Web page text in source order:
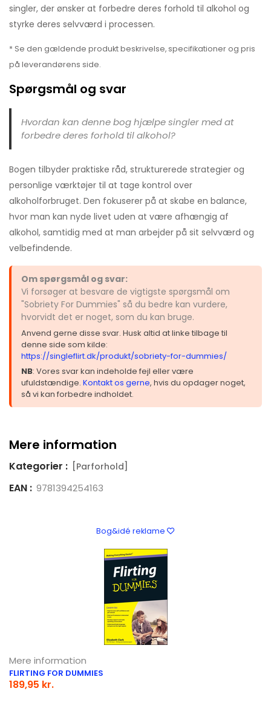
singler, der ønsker at forbedre deres forhold til alkohol og
styrke deres selvværd i processen.
* Se den gældende produkt beskrivelse, specifikationer og pris
på leverandørens side.
Spørgsmål og svar
Hvordan kan denne bog hjælpe singler med at
forbedre deres forhold til alkohol?
Bogen tilbyder praktiske råd, strukturerede strategier og
personlige værktøjer til at tage kontrol over
alkoholforbruget. Den fokuserer på at skabe en balance,
hvor man kan nyde livet uden at være afhængig af
alkohol, samtidig med at man arbejder på sit selvværd og
velbefindende.
Om spørgsmål og svar:
Vi forsøger at besvare de vigtigste spørgsmål om
"Sobriety For Dummies" så du bedre kan vurdere,
hvorvidt det er noget, som du kan bruge.
Anvend gerne disse svar. Husk altid at linke tilbage til
denne side som kilde:
https://singleflirt.dk/produkt/sobriety-for-dummies/
NB: Vores svar kan indeholde fejl eller være
ufuldstændige. Kontakt os gerne, hvis du opdager noget,
så vi kan forbedre indholdet.
Mere information
Kategorier : [Parforhold]
EAN : 9781394254163
Bog&idé reklame
Mere information
FLIRTING FOR DUMMIES
189,95 kr.